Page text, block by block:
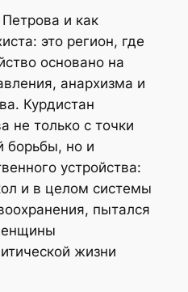
и как
это регион, где
основано на
анархизма и
Курдистан
не только с точки
борьбы, но и
устройства:
и в целом системы
пытался
жизни